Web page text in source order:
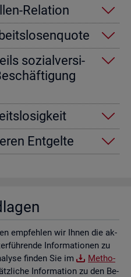
Re­la­ti­on
so­zi­al­ver­si­
Ent­gel­te
emp­feh­len wir Ihnen die ak­
In­for­ma­tio­nen zu
fin­den Sie im
Me­tho­
In­for­ma­ti­on zu den Be­